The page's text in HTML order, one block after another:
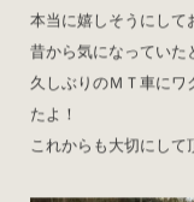
本当に嬉しそうにして
昔から気になっていた
久しぶりのＭＴ車にワ
たよ！
これからも大切にして